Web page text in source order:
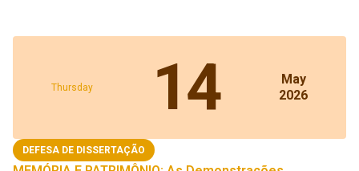
Thursday 14
May
2026
DEFESA DE DISSERTAÇÃO